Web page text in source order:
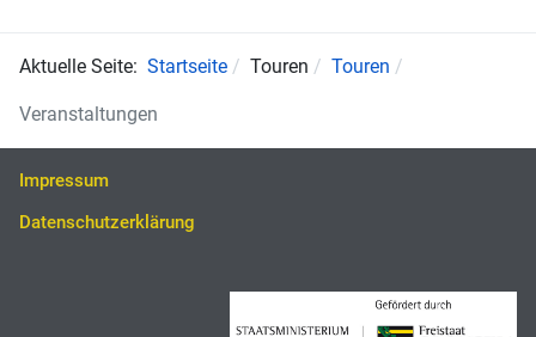
Aktuelle Seite: Startseite Touren Touren
Veranstaltungen
Impressum
Datenschutzerklärung